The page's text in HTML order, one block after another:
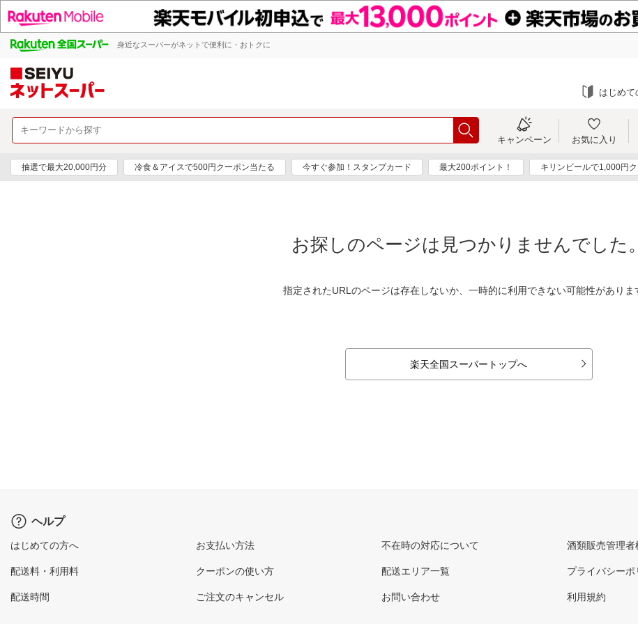
身近なスーパーがネットで便利に・おトクに
はじめて
キャンペーン お気に入り
抽選で最大20,000円分 冷食＆アイスで500円クーポン当たる 今すぐ参加！スタンプカード 最大200ポイント！ キリンビールで1,000円
お探しのページは見つかりませんでした。
指定されたURLのページは存在しないか、一時的に利用できない可能性がありま
楽天全国スーパートップへ
ヘルプ
はじめての方へ
配送料・利用料
配送時間
お支払い方法
クーポンの使い方
ご注文のキャンセル
不在時の対応について
配送エリア一覧
お問い合わせ
酒類販売管理者
プライバシーポ
利用規約